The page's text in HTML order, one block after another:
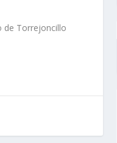
de Torrejoncillo